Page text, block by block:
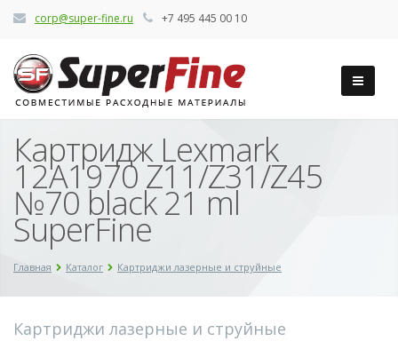
corp@super-fine.ru +7 495 445 00 10
Картридж Lexmark
12A1970 Z11/Z31/Z45
№70 black 21 ml
SuperFine
Главная Каталог Картриджи лазерные и струйные
Картриджи лазерные и струйные